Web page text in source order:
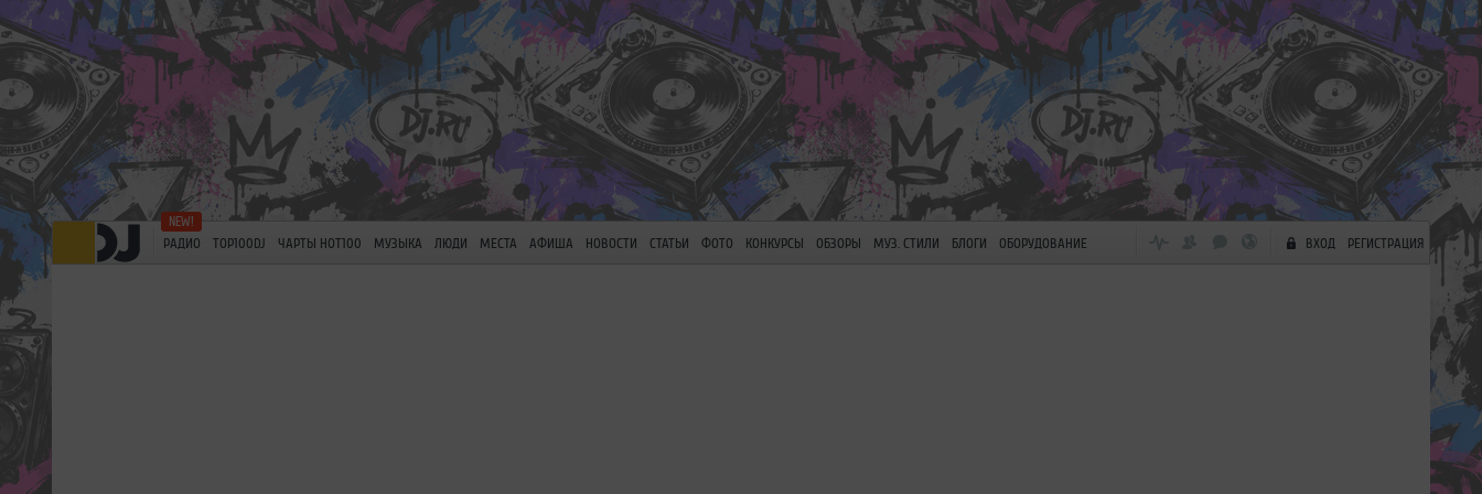
РАДИО TOP100DJ ЧАРТЫ HOT100 МУЗЫКА ЛЮДИ МЕСТА АФИША НОВОСТИ СТАТЬИ ФОТО КОНКУРСЫ ОБЗОРЫ МУЗ. СТИЛИ БЛОГИ ОБОРУДОВАНИЕ ВХОД РЕГИСТРАЦИЯ